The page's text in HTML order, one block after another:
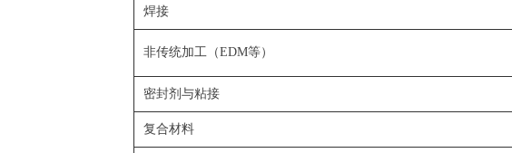
焊接
非传统加工（EDM等）
密封剂与粘接
复合材料